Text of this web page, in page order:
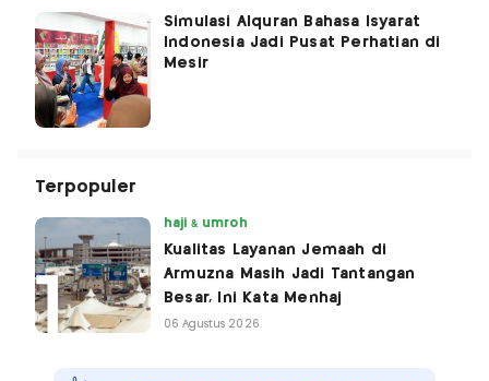
Simulasi Alquran Bahasa Isyarat
Indonesia Jadi Pusat Perhatian di
Mesir
Terpopuler
haji & umroh
Kualitas Layanan Jemaah di
Armuzna Masih Jadi Tantangan
Besar, Ini Kata Menhaj
06 Agustus 2026